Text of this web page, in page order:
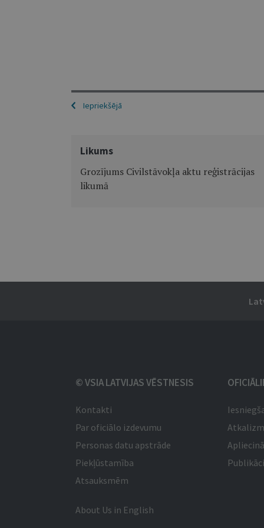
Iepriekšējā
Likums
Grozījums Civilstāvokļa aktu reģistrācijas
likumā
© VSIA LATVIJAS VĒSTNESIS
Kontakti
Par oficiālo izdevumu
Personas datu apstrāde
Piekļūstamība
Atsauksmēm
About Us in English